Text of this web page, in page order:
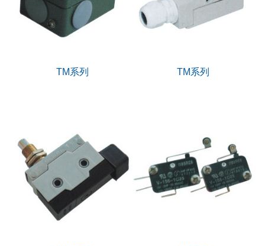
TM系列 TM系列